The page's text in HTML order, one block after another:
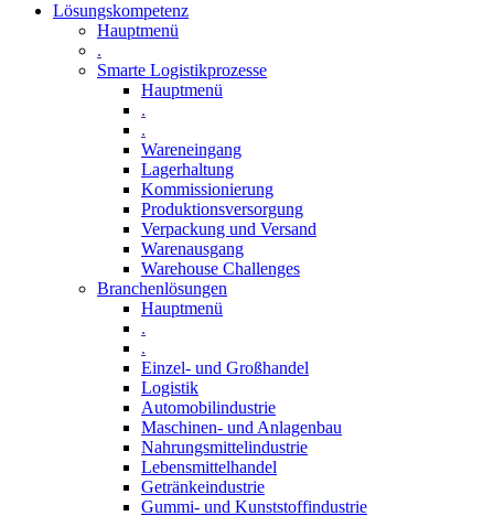
Lösungskompetenz
Hauptmenü
.
Smarte Logistikprozesse
Hauptmenü
.
.
Wareneingang
Lagerhaltung
Kommissionierung
Produktionsversorgung
Verpackung und Versand
Warenausgang
Warehouse Challenges
Branchenlösungen
Hauptmenü
.
.
Einzel- und Großhandel
Logistik
Automobilindustrie
Maschinen- und Anlagenbau
Nahrungsmittelindustrie
Lebensmittelhandel
Getränkeindustrie
Gummi­- und Kunststoffindustrie